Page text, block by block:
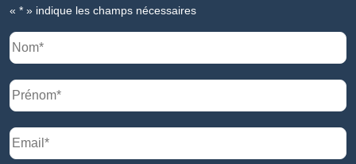
« * » indique les champs nécessaires